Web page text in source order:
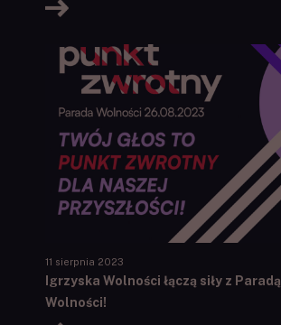
11 sierpnia 2023
Igrzyska Wolności łączą siły z Paradą
Wolności!